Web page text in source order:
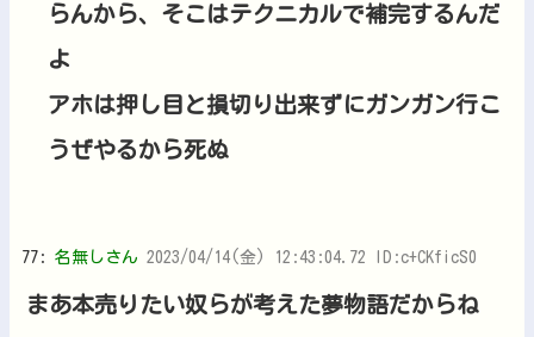
らんから、そこはテクニカルで補完するんだ
よ
アホは押し目と損切り出来ずにガンガン行こ
うぜやるから死ぬ
77: 名無しさん 2023/04/14(金) 12:43:04.72 ID:c+CKficS0
まあ本売りたい奴らが考えた夢物語だからね